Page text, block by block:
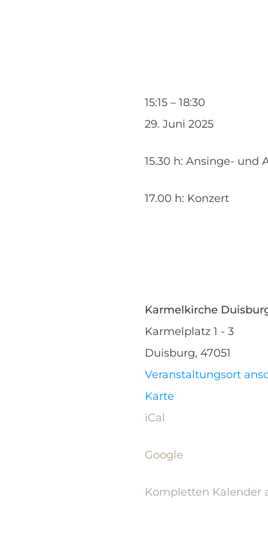
Sång-
Projekt
| Konzert
15:15 – 18:30
29. Juni 2025
15.30 h: Ansinge- und
17.00 h: Konzert
Karmelkirche
Karmelplatz 1 - 3
Duisburg, 47051
Veranstaltungsort
Karte
iCal
Google
Kompletten Kalender